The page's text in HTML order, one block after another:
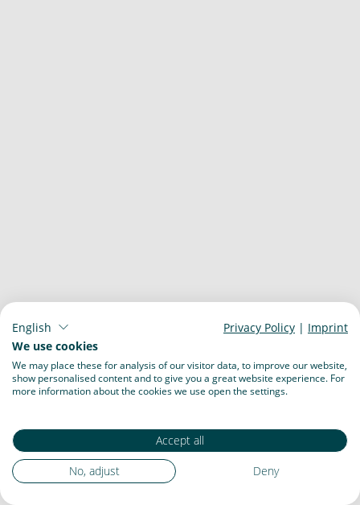
English Privacy Policy | Imprint
We use cookies
We may place these for analysis of our visitor data, to improve our website,
show personalised content and to give you a great website experience. For
more information about the cookies we use open the settings.
Accept all
No, adjust
Deny